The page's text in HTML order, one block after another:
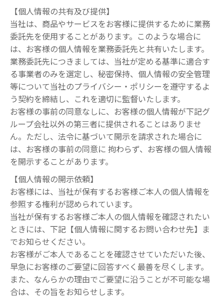
【個人情報の共有及び提供】
当社は、商品やサービスをお客様に提供するために業務
委託先を使用することがあります。このような場合に
は、お客様の個人情報を業務委託先と共有いたします。
業務委託先につきましては、当社が定める基準に適合す
る事業者のみを選定し、秘密保持、個人情報の安全管理
等について当社のプライバシー・ポリシーを遵守するよ
う契約を締結し、これを適切に監督いたします。
お客様の事前の同意なしに、お客様の個人情報が下記グ
ループ会社以外の第三者に提供されることはありませ
ん。ただし、法令に基づいて開示を請求された場合に
は、お客様の事前の同意に 拘わらず、お客様の個人情報
を開示することがあります。
【個人情報の開示依頼】
お客様には、当社が保有するお客様ご本人の個人情報を
参照する権利が認められています。
当社が保有するお客様ご本人の個人情報を確認されたい
ときには、下記【個人情報に関するお問い合わせ先】ま
でお知らせください。
お客様がご本人であることを確認させていただいた後、
早急にお客様のご要望に回答すべく最善を尽くします。
また、なんらかの理由でご要望に沿うことが不可能な場
合は、その旨をお知らせします。